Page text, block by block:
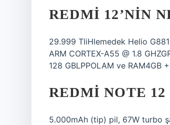
REDMI 12’NIN
29.999 TliHlemedek Helio
ARM CORTEX-A55 @ 1.8
128 GBLPPOLAM ve RAM4GB
REDMI NOTE
5.000mAh (tip) pil, 67W turbo